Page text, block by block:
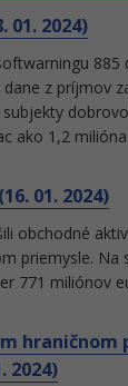
2024)
885
z príjmov
ako 1,2
01. 2024)
obchodné
priemysle. Na
771 miliónov
hraničnom
2024)